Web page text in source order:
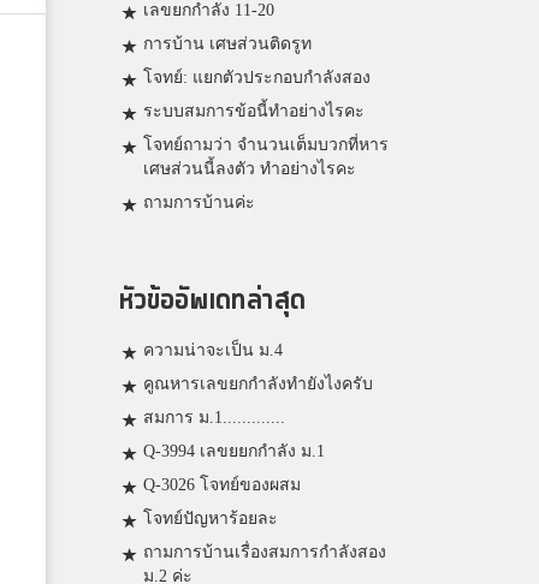
เลขยกกำลัง 11-20
การบ้าน เศษส่วนติดรูท
โจทย์: แยกตัวประกอบกำลังสอง
ระบบสมการข้อนี้ทำอย่างไรคะ
โจทย์ถามว่า จำนวนเต็มบวกที่หาร
เศษส่วนนี้ลงตัว ทำอย่างไรคะ
ถามการบ้านค่ะ
หัวข้ออัพเดทล่าสุด
ความน่าจะเป็น ม.4
คูณหารเลขยกกำลังทำยังไงครับ
สมการ ม.1.............
Q-3994 เลขยยกกำลัง ม.1
Q-3026 โจทย์ของผสม
โจทย์ปัญหาร้อยละ
ถามการบ้านเรื่องสมการกำลังสอง
ม.2 ค่ะ